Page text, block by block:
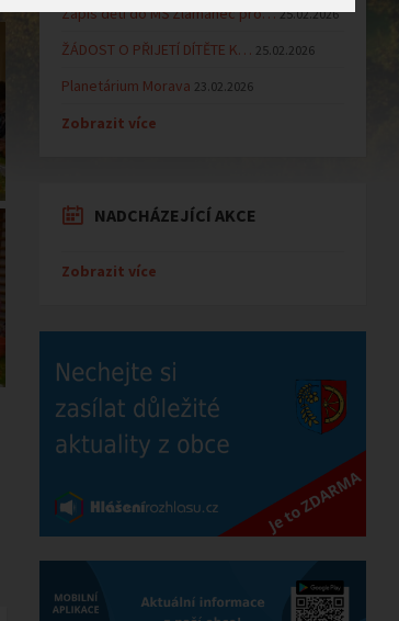
Zápis dětí do MŠ Zlámanec pro… 25.02.2026
ŽÁDOST O PŘIJETÍ DÍTĚTE K… 25.02.2026
Planetárium Morava 23.02.2026
Zobrazit více
NADCHÁZEJÍCÍ AKCE
Zobrazit více